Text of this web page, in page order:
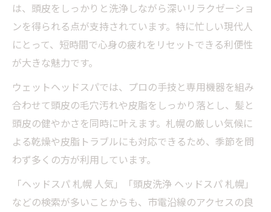
は、頭皮をしっかりと洗浄しながら深いリラクゼーショ
ンを得られる点が支持されています。特に忙しい現代人
にとって、短時間で心身の疲れをリセットできる利便性
が大きな魅力です。
ウェットヘッドスパでは、プロの手技と専用機器を組み
合わせて頭皮の毛穴汚れや皮脂をしっかり落とし、髪と
頭皮の健やかさを同時に叶えます。札幌の厳しい気候に
よる乾燥や皮脂トラブルにも対応できるため、季節を問
わず多くの方が利用しています。
「ヘッドスパ 札幌 人気」「頭皮洗浄 ヘッドスパ 札幌」
などの検索が多いことからも、市電沿線のアクセスの良